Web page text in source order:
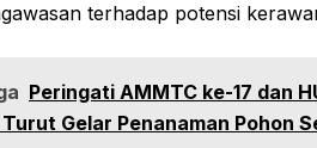
terhadap potensi
Peringati AMMTC ke-17 dan
Gelar Penanaman Pohon